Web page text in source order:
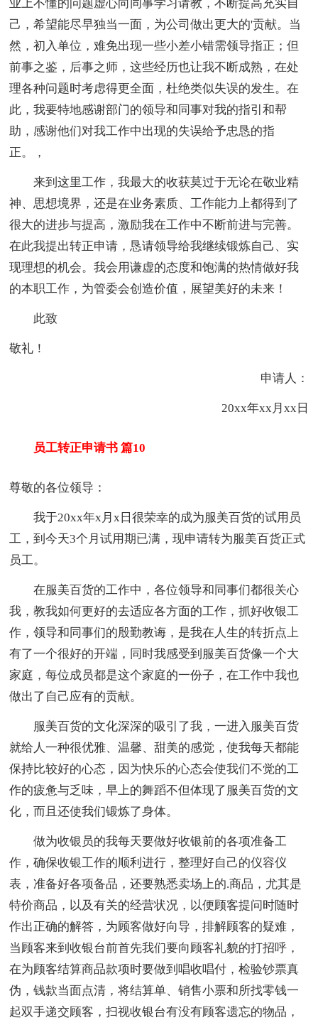
业上不懂的问题虚心向同事学习请教，不断提高充实自
己，希望能尽早独当一面，为公司做出更大的'贡献。当
然，初入单位，难免出现一些小差小错需领导指正；但
前事之鉴，后事之师，这些经历也让我不断成熟，在处
理各种问题时考虑得更全面，杜绝类似失误的发生。在
此，我要特地感谢部门的领导和同事对我的指引和帮
助，感谢他们对我工作中出现的失误给予忠恳的指
正。，
来到这里工作，我最大的收获莫过于无论在敬业精
神、思想境界，还是在业务素质、工作能力上都得到了
很大的进步与提高，激励我在工作中不断前进与完善。
在此我提出转正申请，恳请领导给我继续锻炼自己、实
现理想的机会。我会用谦虚的态度和饱满的热情做好我
的本职工作，为管委会创造价值，展望美好的未来！
此致
敬礼！
申请人：
20xx年xx月xx日
员工转正申请书 篇10
尊敬的各位领导：
我于20xx年x月x日很荣幸的成为服美百货的试用员
工，到今天3个月试用期已满，现申请转为服美百货正式
员工。
在服美百货的工作中，各位领导和同事们都很关心
我，教我如何更好的去适应各方面的工作，抓好收银工
作，领导和同事们的殷勤教诲，是我在人生的转折点上
有了一个很好的开端，同时我感受到服美百货像一个大
家庭，每位成员都是这个家庭的一份子，在工作中我也
做出了自己应有的贡献。
服美百货的文化深深的吸引了我，一进入服美百货
就给人一种很优雅、温馨、甜美的感觉，使我每天都能
保持比较好的心态，因为快乐的心态会使我们不觉的工
作的疲惫与乏味，早上的舞蹈不但体现了服美百货的文
化，而且还使我们锻炼了身体。
做为收银员的我每天要做好收银前的各项准备工
作，确保收银工作的顺利进行，整理好自己的仪容仪
表，准备好各项备品，还要熟悉卖场上的.商品，尤其是
特价商品，以及有关的经营状况，以便顾客提问时随时
作出正确的解答，为顾客做好向导，排解顾客的疑难，
当顾客来到收银台前首先我们要向顾客礼貌的打招呼，
在为顾客结算商品款项时要做到唱收唱付，检验钞票真
伪，钱款当面点清，将结算单、销售小票和所找零钱一
起双手递交顾客，扫视收银台有没有顾客遗忘的物品，